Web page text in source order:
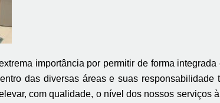
importância por permitir de forma
das diversas áreas e suas
com qualidade, o nível dos nossos